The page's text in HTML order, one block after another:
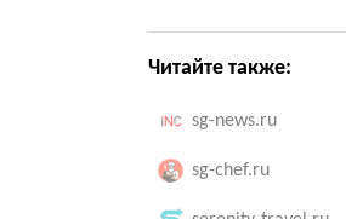
Читайте также:
sg-news.ru
sg-chef.ru